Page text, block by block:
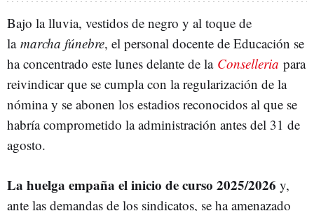
Bajo la lluvia, vestidos de negro y al toque de
la marcha fúnebre, el personal docente de Educación se
ha concentrado este lunes delante de la Conselleria para
reivindicar que se cumpla con la regularización de la
nómina y se abonen los estadios reconocidos al que se
habría comprometido la administración antes del 31 de
agosto.
La huelga empaña el inicio de curso 2025/2026 y,
ante las demandas de los sindicatos, se ha amenazado